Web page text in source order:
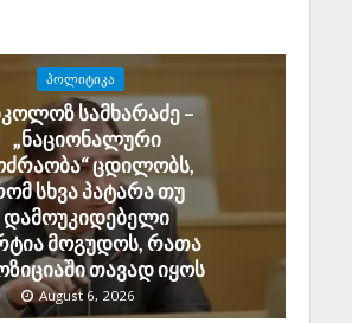
ᲞᲝᲚᲘᲢᲘᲙᲐ
სამხარაძე –
„ნაციონალური
ცდილობს,
სხვა პატარა თუ
დამოუკიდებელი
მოგუდოს, რათა
თავად იყოს
August 6, 2026